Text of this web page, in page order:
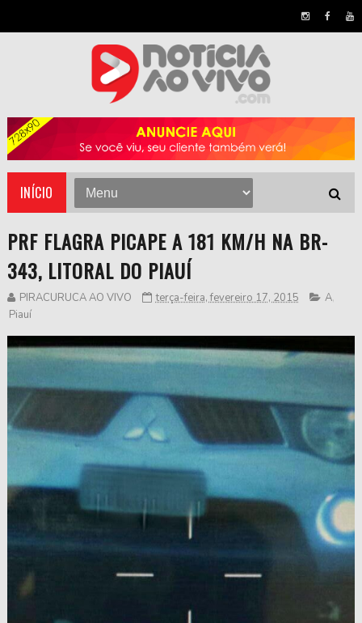
INÍCIO
PRF FLAGRA PICAPE A 181 KM/H NA BR-
343, LITORAL DO PIAUÍ
PIRACURUCA AO VIVO terça-feira, fevereiro 17, 2015 A,
Piauí